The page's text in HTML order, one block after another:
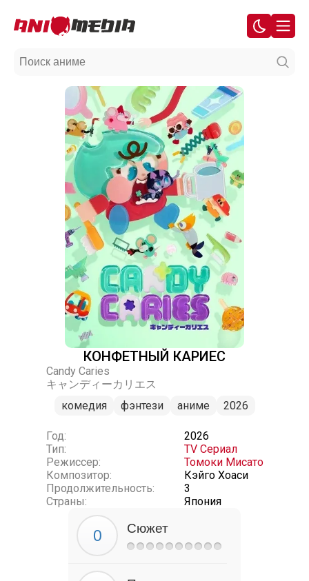
КОНФЕТНЫЙ КАРИЕС
Candy Caries
キャンディーカリエス
комедия
фэнтези аниме 2026
Год:
2026
Тип:
TV Сериал
Режиссер:
Томоки Мисато
Композитор:
Кэйго Хоаси
Продолжительность:
3
Страны:
Япония
Сюжет